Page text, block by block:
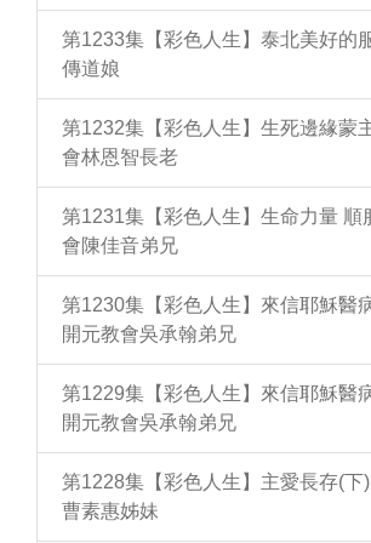
第1233集【彩色人生】泰北美好的
傳道娘
第1232集【彩色人生】生死邊緣蒙
會林恩智長老
第1231集【彩色人生】生命力量 順
會陳佳音弟兄
第1230集【彩色人生】來信耶穌醫
開元教會吳承翰弟兄
第1229集【彩色人生】來信耶穌醫
開元教會吳承翰弟兄
第1228集【彩色人生】主愛長存(下
曹素惠姊妹